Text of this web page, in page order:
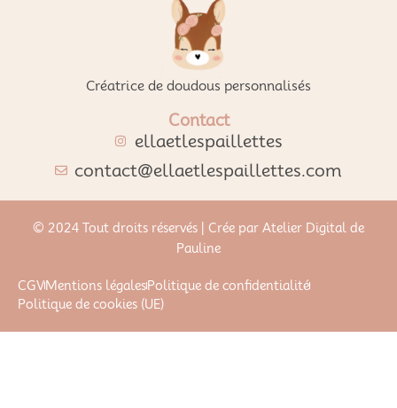
Créatrice de doudous personnalisés
Contact
ellaetlespaillettes
contact@ellaetlespaillettes.com
© 2024 Tout droits réservés | Crée par Atelier Digital de
Pauline
CGVMentions légalesPolitique de confidentialité
Politique de cookies (UE)